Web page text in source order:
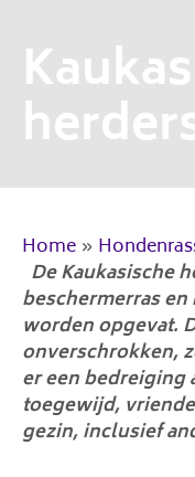
Home »
De Kaukasische
beschermerras
worden opgevat.
onverschrokken,
er een bedreiging
toegewijd,
gezin, inclusief